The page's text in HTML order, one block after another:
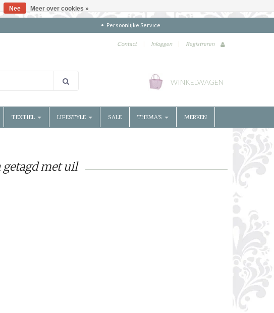
Persoonlijke Service
Contact | Inloggen | Registreren
WINKELWAGEN
TEXTIEL LIFESTYLE SALE THEMA'S MERKEN
met uil
Nee Meer over cookies »